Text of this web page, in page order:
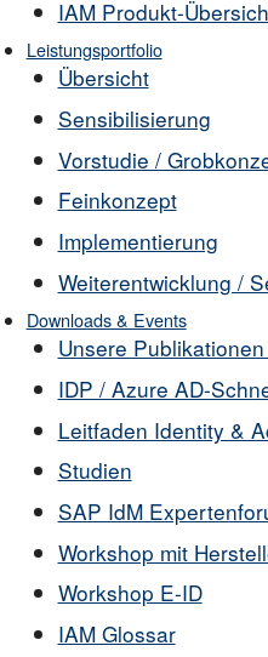
IAM Produkt-
Leistungsportfolio
Übersicht
Sensibilisierung
Vorstudie /
Feinkonzept
Implementierung
Weiterentwicklung /
Downloads & Events
Unsere
IDP / Azure AD-
Leitfaden Identity &
Studien
SAP IdM
Workshop mit
Workshop E-ID
IAM Glossar